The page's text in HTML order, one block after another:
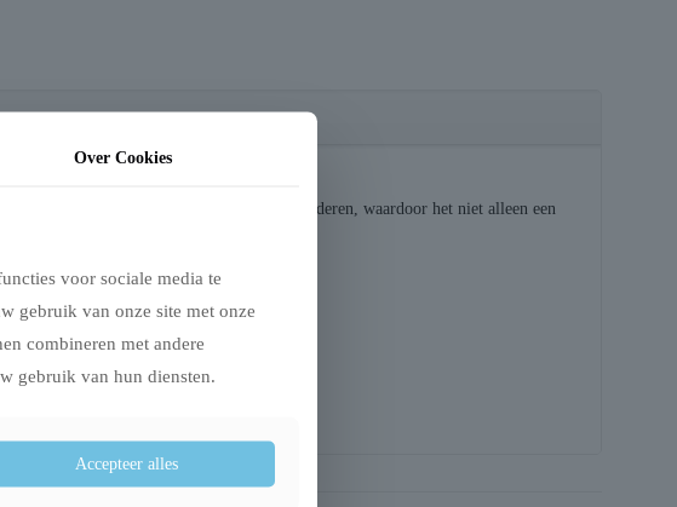
gevlochten gras en afgewerkt met maïsbladeren, waardoor het niet alleen een
verblijf met een natuurlijke uitstraling.
Over Cookies
voor sociale media te
gebruik van onze site met onze
combineren met andere
gebruik van hun diensten.
Accepteer alles